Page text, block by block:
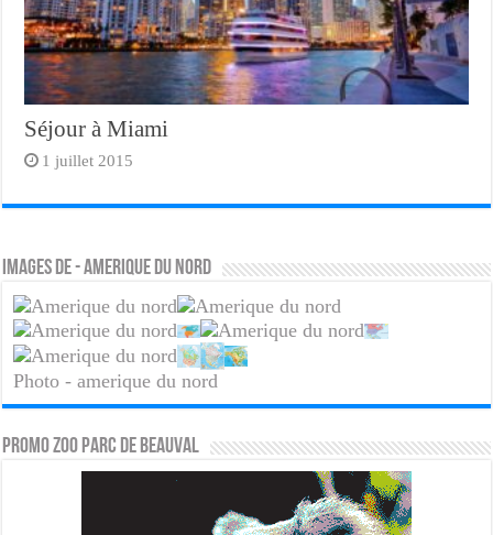
Séjour à Miami
1 juillet 2015
Images de - amerique du nord
Photo - amerique du nord
PROMO ZOO PARC DE BEAUVAL